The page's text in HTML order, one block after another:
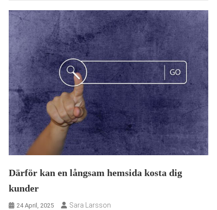
Därför kan en långsam hemsida kosta dig
kunder
24 April, 2025 Sara Larsson